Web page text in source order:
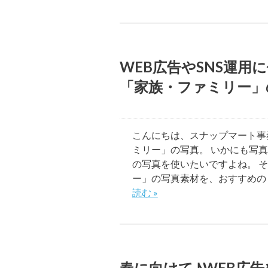
WEB広告やSNS運用
「家族・ファミリー
こんにちは、スナップマート
ミリー」の写真。 いかにも写
の写真を使いたいですよね。
ー」の写真素材を、おすすめ
読む »